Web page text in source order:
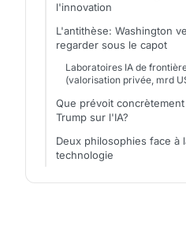
l'innovation
L'antithèse: Washington
regarder sous le capot
Laboratoires IA de
(valorisation privée, mrd
Que prévoit
Trump sur l'IA?
Deux philosophies face à
technologie